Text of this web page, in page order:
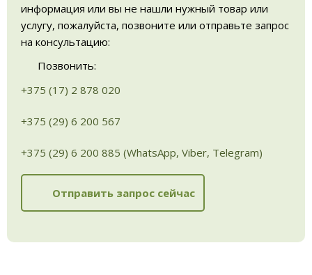
информация или вы не нашли нужный товар или
услугу, пожалуйста, позвоните или отправьте запрос
на консультацию:
Позвонить:
+375 (17) 2 878 020
+375 (29) 6 200 567
+375 (29) 6 200 885 (WhatsApp, Viber, Telegram)
Отправить запрос сейчас